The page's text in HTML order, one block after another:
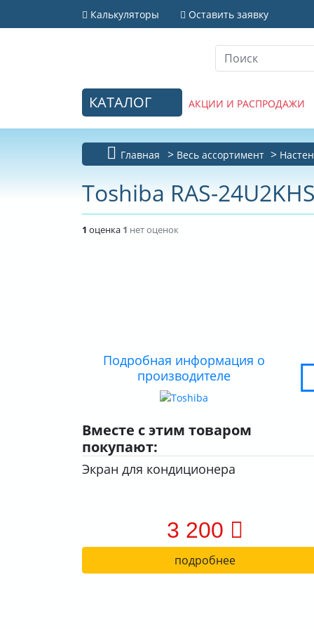
Калькуляторы Оставить заявку
КАТАЛОГ АКЦИИ И РАСПРОДАЖИ
Главная Весь ассортимент
Toshiba RAS-
1 оценка 1 нет оценок
Подробная информация о
производителе
Вместе с этим товаром
покупают:
Экран для кондиционера
3 200
подробнее